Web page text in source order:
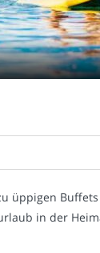
üppigen
in der